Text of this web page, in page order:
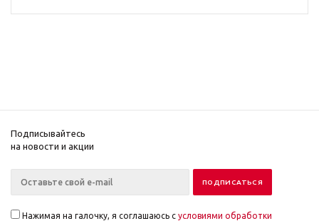
Подписывайтесь
на новости и акции
Нажимая на галочку, я соглашаюсь с условиями обработки